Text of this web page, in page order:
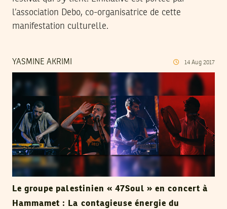
l’association Debo, co-organisatrice de cette
manifestation culturelle.
YASMINE AKRIMI 14 Aug 2017
Le groupe palestinien « 47Soul » en concert à
Hammamet : La contagieuse énergie du